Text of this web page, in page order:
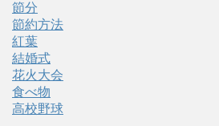
節分
節約方法
紅葉
結婚式
花火大会
食べ物
高校野球